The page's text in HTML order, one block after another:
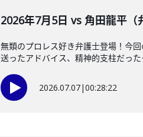
2026年7月5日 vs 角田龍平（
無類のプロレス好き弁護士登場！今
送ったアドバイス、精神的支柱だっ
2026.07.07|00:28:22